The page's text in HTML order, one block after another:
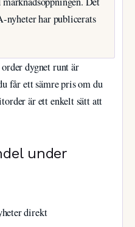
nyheter har publicerats
dygnet runt är
får ett sämre pris om du
är ett enkelt sätt att
under
direkt